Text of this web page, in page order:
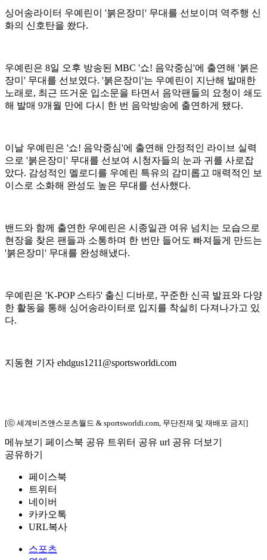
싱어송라이터 우예린이 '붉은장미' 무대를 선보이며 역주행 신
화의 신호탄을 쐈다.
우예린은 8일 오후 방송된 MBC '쇼! 음악중심'에 출연해 '붉은
장미' 무대를 선보였다. '붉은장미'는 우예린이 지난해 발매한
노래로, 최근 뜨거운 입소문을 타면서 음악팬들의 요청이 쇄도
해 발매 9개월 만에 다시 한 번 음악방송에 출연하게 됐다.
이날 우예린은 '쇼! 음악중심'에 출연해 안정적인 라이브 실력
으로 '붉은장미' 무대를 선보여 시청자들의 눈과 귀를 사로잡
았다. 감성적인 멜로디를 우예린 특유의 감미롭고 매력적인 보
이스로 소화해 완성도 높은 무대를 선사했다.
밴드와 함께 출연한 우예린은 시종일관 여유 넘치는 모습으로
현장을 찾은 팬들과 소통하며 한 번만 들어도 빠져들게 만드는
'붉은장미' 무대를 완성해냈다.
우예린은 'K-POP 스타5' 출신 디바로, 꾸준한 신곡 발표와 다양
한 활동을 통해 싱어송라이터로 입지를 착실히 다져나가고 있
다.
지동현 기자 ehdgus1211@sportsworldi.com
[ⓒ 세계비즈앤스포츠월드 & sportsworldi.com, 무단전재 및 재배포 금지]
메뉴보기 페이스북 공유 트위터 공유 url 공유 더보기
공유하기
페이스북
트위터
네이버
카카오톡
URL복사
스포츠